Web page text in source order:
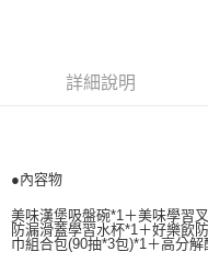
由本公司與您本人進行分期帳
是否繳費成功／繳費後需取消
客戶支援中心」https://
易，需依本服務之必要範圍內
權轉讓予恩沛科技股份有限公司
２．關於個人資料處理事宜，
https://aftee.tw/terms/#terms3
３．未成年的使用者請事先徵
每筆NT$100，滿
詳細說明
●內容物
美味漢堡吸盤碗*1＋美味學習
防漏滑蓋學習水杯*1＋好樂飲
巾組合包(90抽*3包)*1＋高分